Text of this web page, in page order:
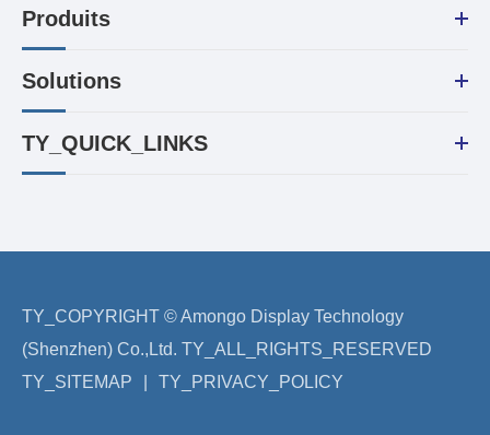
Produits
Solutions
TY_QUICK_LINKS
TY_COPYRIGHT ©Amongo Display Technology
(Shenzhen) Co.,Ltd. TY_ALL_RIGHTS_RESERVED
TY_SITEMAP
TY_PRIVACY_POLICY